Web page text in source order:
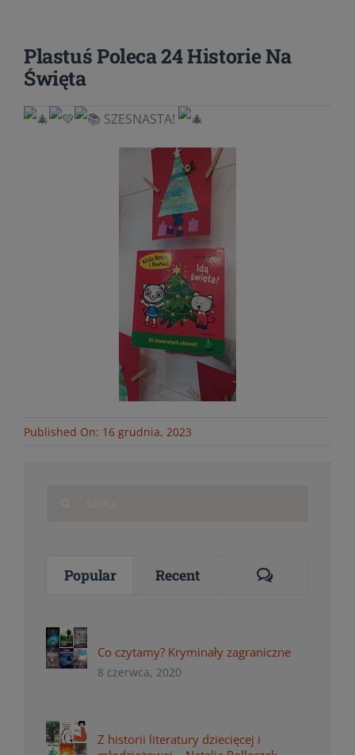
Plastuś Poleca 24 Historie Na
Święta
SZESNASTA!
Published On: 16 grudnia, 2023
Popular Recent Comments
Co czytamy? Kryminały zagraniczne
8 czerwca, 2020
Z historii literatury dziecięcej i